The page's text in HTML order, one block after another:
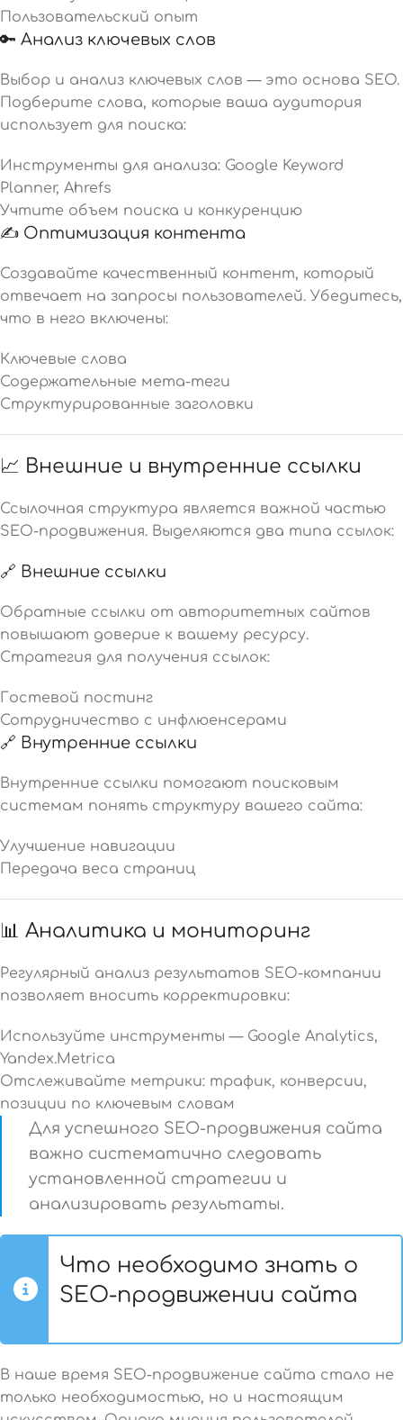
Пользовательский опыт
🔑 Анализ ключевых слов
Выбор и анализ ключевых слов — это основа SEO.
Подберите слова, которые ваша аудитория
использует для поиска:
Инструменты для анализа: Google Keyword
Planner, Ahrefs
Учтите объем поиска и конкуренцию
✍️ Оптимизация контента
Создавайте качественный контент, который
отвечает на запросы пользователей. Убедитесь,
что в него включены:
Ключевые слова
Содержательные мета-теги
Структурированные заголовки
📈 Внешние и внутренние ссылки
Ссылочная структура является важной частью
SEO-продвижения. Выделяются два типа ссылок:
🔗 Внешние ссылки
Обратные ссылки от авторитетных сайтов
повышают доверие к вашему ресурсу.
Стратегия для получения ссылок:
Гостевой постинг
Сотрудничество с инфлюенсерами
🔗 Внутренние ссылки
Внутренние ссылки помогают поисковым
системам понять структуру вашего сайта:
Улучшение навигации
Передача веса страниц
📊 Аналитика и мониторинг
Регулярный анализ результатов SEO-компании
позволяет вносить корректировки:
Используйте инструменты — Google Analytics,
Yandex.Metrica
Отслеживайте метрики: трафик, конверсии,
позиции по ключевым словам
Для успешного SEO-продвижения сайта
важно систематично следовать
установленной стратегии и
анализировать результаты.
Что необходимо знать о
SEO-продвижении сайта
В наше время SEO-продвижение сайта стало не
только необходимостью, но и настоящим